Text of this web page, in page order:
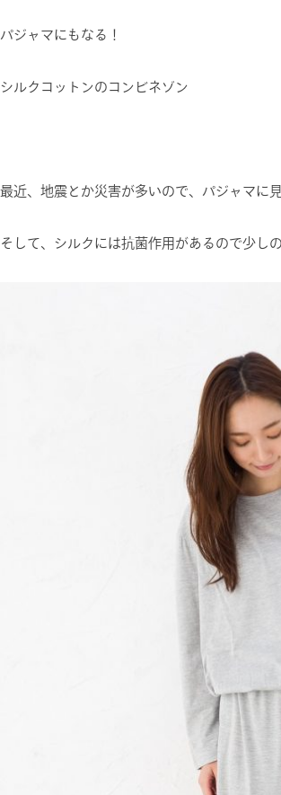
パジャマにもなる！
シルクコットンのコンビネゾン
最近、地震とか災害が多いので、パジャマに
そして、シルクには抗菌作用があるので少し